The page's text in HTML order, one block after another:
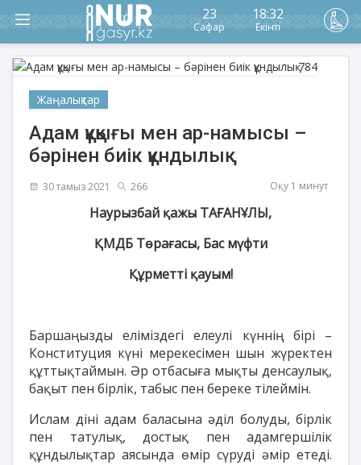
23
Сафар
18:32
Екінті
Жаңалықтар
Адам құқығы мен ар-намысы –
бәрінен биік құндылық
30 тамыз 2021 266 Оқу 1 минут
Наурызбай қажы ТАҒАНҰЛЫ,
ҚМДБ Төрағасы, Бас мүфти
Құрметті қауым!
Баршаңызды еліміздегі елеулі күннің бірі –
Конституция күні мерекесімен шын жүректен
құттықтаймын. Әр отбасыға мықты денсаулық,
бақыт пен бірлік, табыс пен береке тілеймін.
Ислам діні адам баласына әділ болуды, бірлік
пен татулық, достық пен адамгершілік
құндылықтар аясында өмір сүруді әмір етеді.